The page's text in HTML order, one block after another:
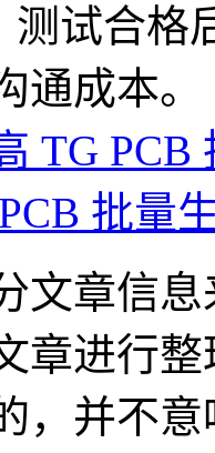
测试合格
通成本。
TG PCB
批量
文章信
章进行
，并不